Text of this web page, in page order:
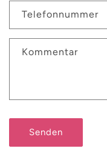
Telefonnummer
Kommentar
Senden